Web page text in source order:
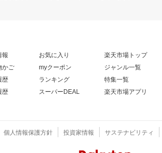
報
かご
歴
歴
お気に入り
myクーポン
ランキング
スーパーDEAL
楽天市場トップ
ジャンル一覧
特集一覧
楽天市場アプリ
個人情報保護方針 投資家情報 サステナビリティ